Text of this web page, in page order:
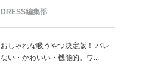
DRESS編集部
おしゃれな吸うやつ決定版！ バレ
ない・かわいい・機能的。ワ...